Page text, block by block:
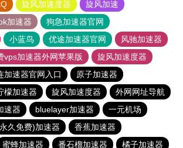
旋风加速度器
旋风加速
加速器
狗急加速器官网
小蓝鸟 优途加速器官网
风驰加速器
vps加速器外网苹果版
旋风加速度器
加速器官网入口
原子加速器
檬加速器 旋风加速度器
外网网址导航
速器 bluelayer加速器
一元机场
久免费)加速器
香蕉加速器
蜜蜂加速器 番石榴加速器 橘子加速器